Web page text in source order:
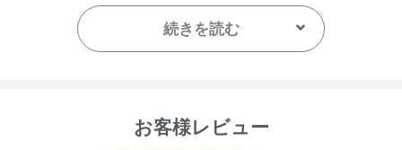
【原産国】
ニュージーランド
続きを読む
お客様レビュー